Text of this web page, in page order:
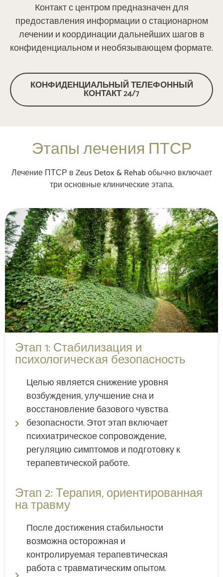
Контакт с центром предназначен для
предоставления информации о стационарном
лечении и координации дальнейших шагов в
конфиденциальном и необязывающем формате.
КОНФИДЕНЦИАЛЬНЫЙ ТЕЛЕФОННЫЙ
КОНТАКТ 24/7
Этапы лечения ПТСР
Лечение ПТСР в Zeus Detox & Rehab обычно включает
три основные клинические этапа.
Этап 1: Стабилизация и
психологическая безопасность
Целью является снижение уровня
возбуждения, улучшение сна и
восстановление базового чувства
безопасности. Этот этап включает
психиатрическое сопровождение,
регуляцию симптомов и подготовку к
терапевтической работе.
Этап 2: Терапия, ориентированная
на травму
После достижения стабильности
возможна осторожная и
контролируемая терапевтическая
работа с травматическим опытом.